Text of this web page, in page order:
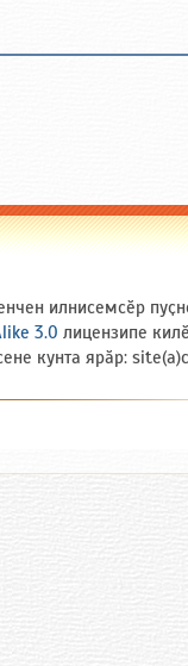
илнисемсӗр
3.0 лицензипе
кунта ярӑр: